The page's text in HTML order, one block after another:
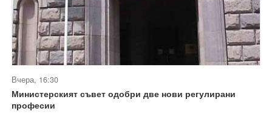
Вчера, 16:30
Министерският съвет одобри две нови регулирани
професии